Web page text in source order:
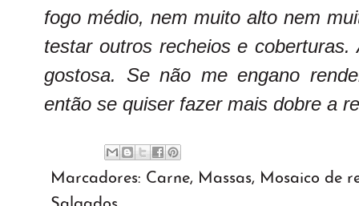
fogo médio, nem muito alto nem
testar outros recheios e
gostosa. Se não me engano
então se quiser fazer mais dobre a
Marcadores: Carne, Massas, Mosaico de